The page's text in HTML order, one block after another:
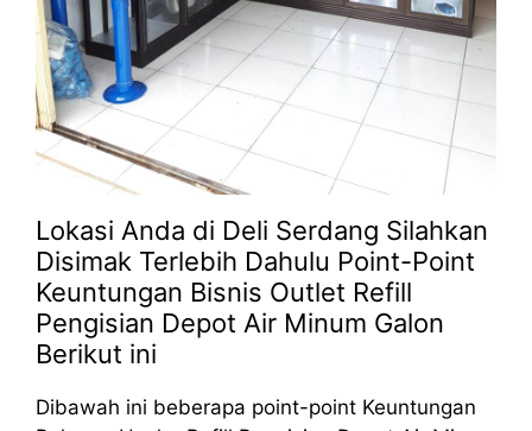
Lokasi Anda di Deli Serdang Silahkan
Disimak Terlebih Dahulu Point-Point
Keuntungan Bisnis Outlet Refill
Pengisian Depot Air Minum Galon
Berikut ini
Dibawah ini beberapa point-point Keuntungan